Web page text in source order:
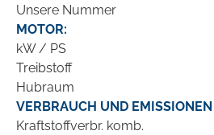
Unsere Nummer
MOTOR:
kW / PS
Treibstoff
Hubraum
VERBRAUCH UND
Kraftstoffverbr. komb.